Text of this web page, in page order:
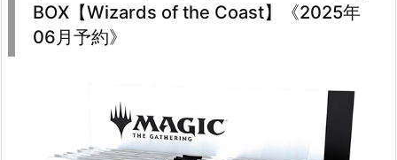
BOX【Wizards of the Coast】《2025年
06月予約》